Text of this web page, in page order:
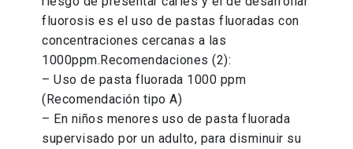
fluorosis es el uso de pastas fluoradas con
concentraciones cercanas a las
1000ppm.Recomendaciones (2):
– Uso de pasta fluorada 1000 ppm
(Recomendación tipo A)
– En niños menores uso de pasta fluorada
supervisado por un adulto, para disminuir su